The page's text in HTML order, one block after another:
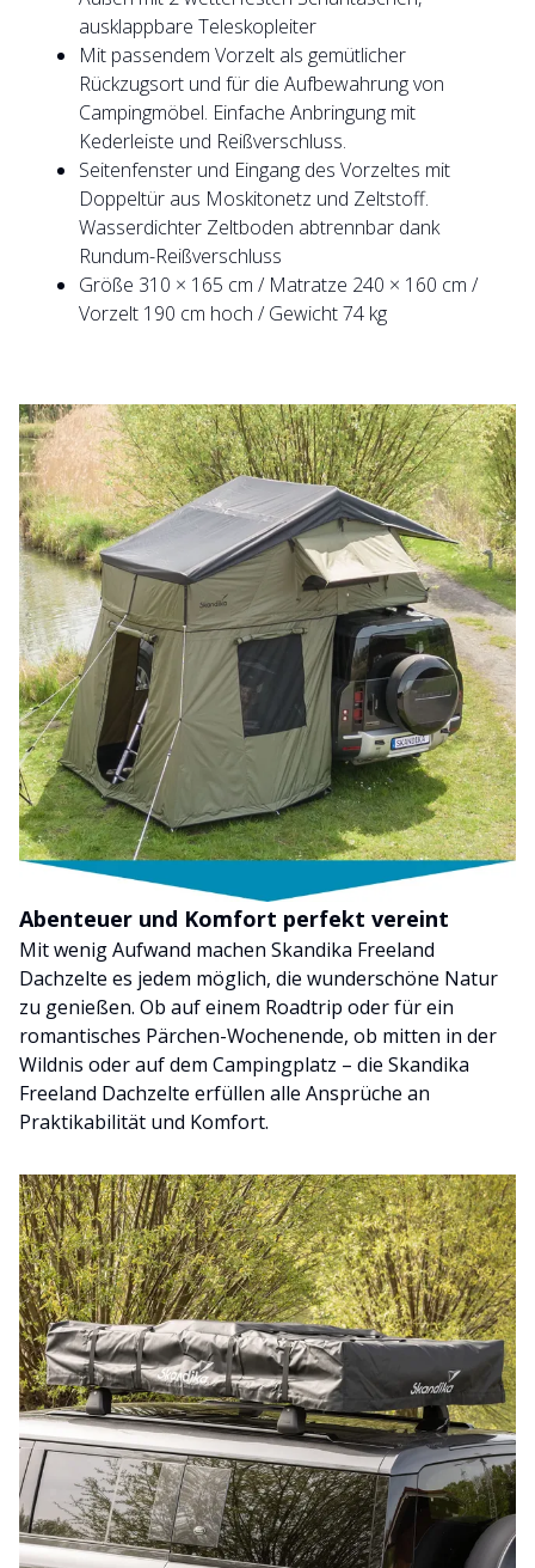
ausklappbare Teleskopleiter
Mit passendem Vorzelt als gemütlicher
Rückzugsort und für die Aufbewahrung von
Campingmöbel. Einfache Anbringung mit
Kederleiste und Reißverschluss.
Seitenfenster und Eingang des Vorzeltes mit
Doppeltür aus Moskitonetz und Zeltstoff.
Wasserdichter Zeltboden abtrennbar dank
Rundum-Reißverschluss
Größe 310 × 165 cm / Matratze 240 × 160 cm /
Vorzelt 190 cm hoch / Gewicht 74 kg
Abenteuer und Komfort perfekt vereint
Mit wenig Aufwand machen Skandika Freeland
Dachzelte es jedem möglich, die wunderschöne Natur
zu genießen. Ob auf einem Roadtrip oder für ein
romantisches Pärchen-Wochenende, ob mitten in der
Wildnis oder auf dem Campingplatz – die Skandika
Freeland Dachzelte erfüllen alle Ansprüche an
Praktikabilität und Komfort.